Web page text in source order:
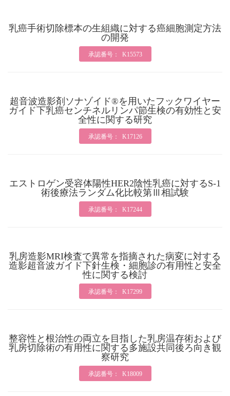
乳癌手術切除標本の生組織に対する癌細胞測定方法
の開発
承認番号： K15573
超音波造影剤ソナゾイド®を用いたフックワイヤー
ガイド下乳癌センチネルリンパ節生検の有効性と安
全性に関する研究
承認番号： K17126
エストロゲン受容体陽性HER2陰性乳癌に対するS-1
術後療法ランダム化比較第Ⅲ相試験
承認番号： K17244
乳房造影MRI検査で異常を指摘された病変に対する
造影超音波ガイド下針生検・細胞診の有用性と安全
性に関する検討
承認番号： K17299
整容性と根治性の両立を目指した乳房温存術および
乳房切除術の有用性に関する多施設共同後ろ向き観
察研究
承認番号： K18009